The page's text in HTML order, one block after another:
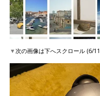
▼次の画像は下へスクロール (6/